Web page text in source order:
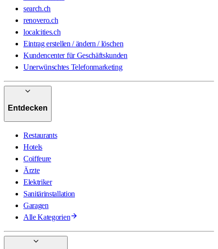
search.ch
renovero.ch
localcities.ch
Eintrag erstellen / ändern / löschen
Kundencenter für Geschäftskunden
Unerwünschtes Telefonmarketing
Entdecken
Restaurants
Hotels
Coiffeure
Ärzte
Elektriker
Sanitärinstallation
Garagen
Alle Kategorien